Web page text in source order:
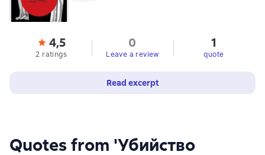
Quotes from 'Убийство
4,5
2 ratings
0
Leave a review
1
quote
Read excerpt